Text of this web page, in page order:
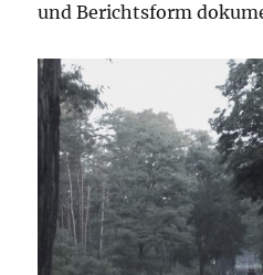
und Berichtsform